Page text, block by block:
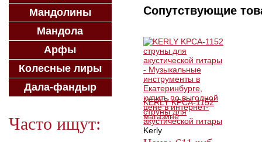
Сопутствующие
KERLY KPCA-1152
струны для
акустической гитары
Kerly
Мандолины
Мандола
Арфы
Колесные лиры
Дала-фандыр
Часто ищут: